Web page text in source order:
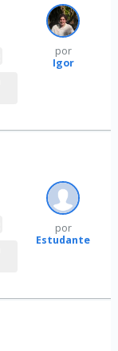
por
Igor
por
Estudante